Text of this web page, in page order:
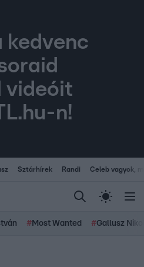
kedvenc
videóit
n!
Sztárhírek Randi Celeb vagyok,
# Most Wanted #Gallusz